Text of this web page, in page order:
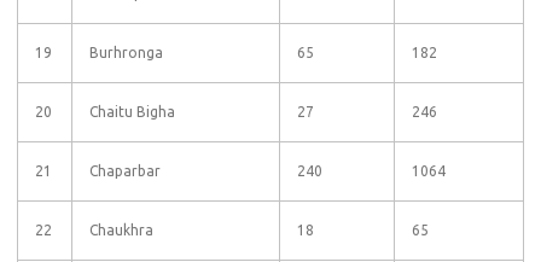
19 Burhronga 65 182
20 Chaitu Bigha 27 246
21 Chaparbar 240 1064
22 Chaukhra 18 65